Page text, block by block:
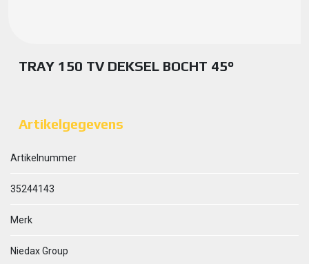
TRAY 150 TV DEKSEL BOCHT 45°
Artikelgegevens
Artikelnummer
35244143
Merk
Niedax Group